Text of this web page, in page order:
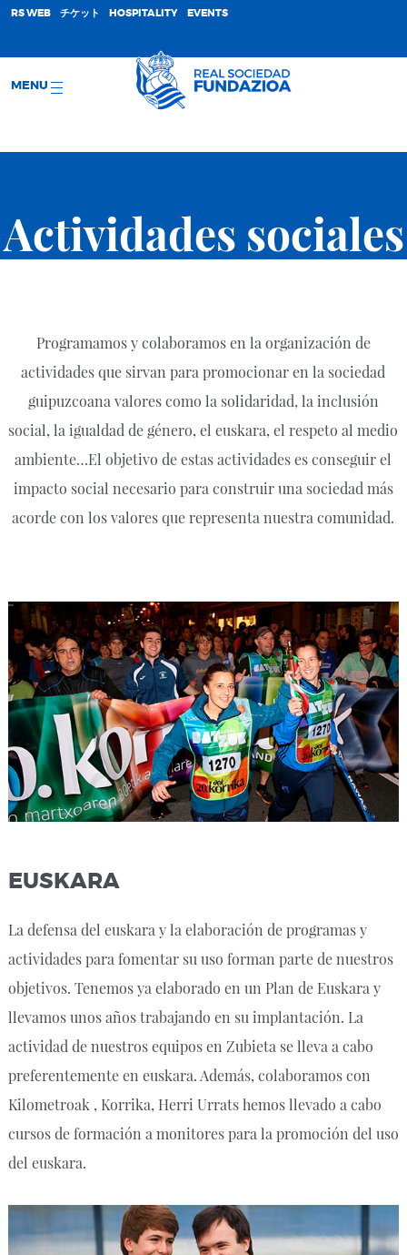
RS WEB チケット HOSPITALITY EVENTS
MENU
Actividades sociales
Programamos y colaboramos en la organización de
actividades que sirvan para promocionar en la sociedad
guipuzcoana valores como la solidaridad, la inclusión
social, la igualdad de género, el euskara, el respeto al medio
ambiente…El objetivo de estas actividades es conseguir el
impacto social necesario para construir una sociedad más
acorde con los valores que representa nuestra comunidad.
EUSKARA
La defensa del euskara y la elaboración de programas y
actividades para fomentar su uso forman parte de nuestros
objetivos. Tenemos ya elaborado en un Plan de Euskara y
llevamos unos años trabajando en su implantación. La
actividad de nuestros equipos en Zubieta se lleva a cabo
preferentemente en euskara. Además, colaboramos con
Kilometroak , Korrika, Herri Urrats hemos llevado a cabo
cursos de formación a monitores para la promoción del uso
del euskara.